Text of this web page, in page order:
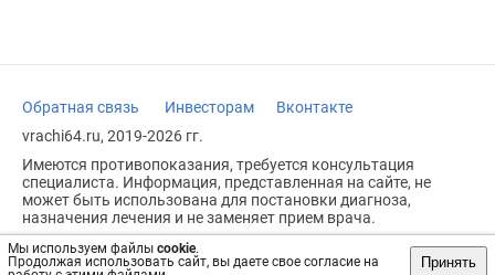
Мы используем файлы cookie.
Продолжая использовать сайт, вы даете свое согласие на
Принять
Обратная связь Инвесторам
Вконтакте
vrachi64.ru, 2019-2026 гг.
Имеются противопоказания, требуется консультация
специалиста. Информация, представленная на сайте, не
может быть использована для постановки диагноза,
назначения лечения и не заменяет прием врача.
Возрастное ограничение: 18+